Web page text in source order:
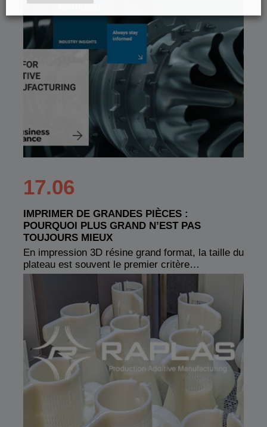
17.06
IMPRIMER DE GRANDES PIÈCES :
POURQUOI PLUS GRAND N’EST PAS
TOUJOURS MIEUX
En impression 3D résine grand format, la taille du
plateau est souvent le premier critère…